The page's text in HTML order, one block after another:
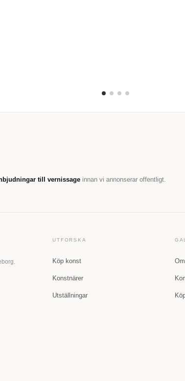
till vernissage innan vi annonserar offentligt.
UTFORSKA
Köp konst
Konstnärer
Utställningar